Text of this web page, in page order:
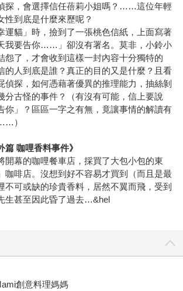
探，會選擇信任蓓莉小姐嗎？……這位年輕
性到底是什麼來歷呢？
運貓」時，撿到了一張桃色信紙，上面寫著
我要告你……」卻沒有署名。莫非，小鈴小
怨了，才會收到這樣一封內容十分獨特的
的人到底是誰？真正的目的又是什麼？且看
偵探，如何憑藉著優異的推理能力，抽絲剝
分古怪的事件？（有沒有可能，信上要說
你」？區區一字之有無，竟讓事情的解讀有
）
篇 咖哩香料事件》
開幕的咖哩餐車店，採買了大包小包的東
咖啡店。沒想到好不容易才買到（而且是最
不可或缺的珍貴香料，居然不翼而飛，受到
生甚至因此昏了過去…&hel
創意料理媽媽